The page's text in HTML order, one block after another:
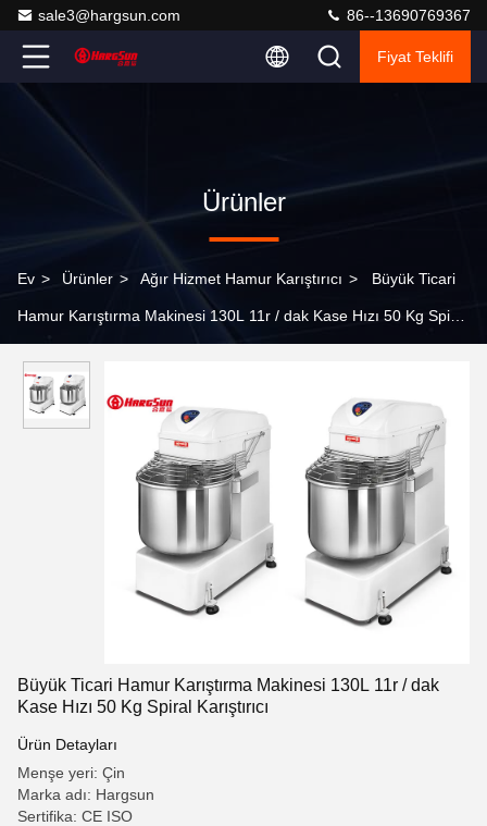
sale3@hargsun.com 86--13690769367
Fiyat Teklifi
Ürünler
Ev > Ürünler > Ağır Hizmet Hamur Karıştırıcı > Büyük Ticari
Hamur Karıştırma Makinesi 130L 11r / dak Kase Hızı 50 Kg Spiral
Büyük Ticari Hamur Karıştırma Makinesi 130L 11r / dak
Kase Hızı 50 Kg Spiral Karıştırıcı
Ürün Detayları
Menşe yeri: Çin
Marka adı: Hargsun
Sertifika: CE ISO